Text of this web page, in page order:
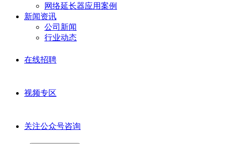
网络延长器应用案例
新闻资讯
公司新闻
行业动态
在线招聘
视频专区
关注公众号咨询